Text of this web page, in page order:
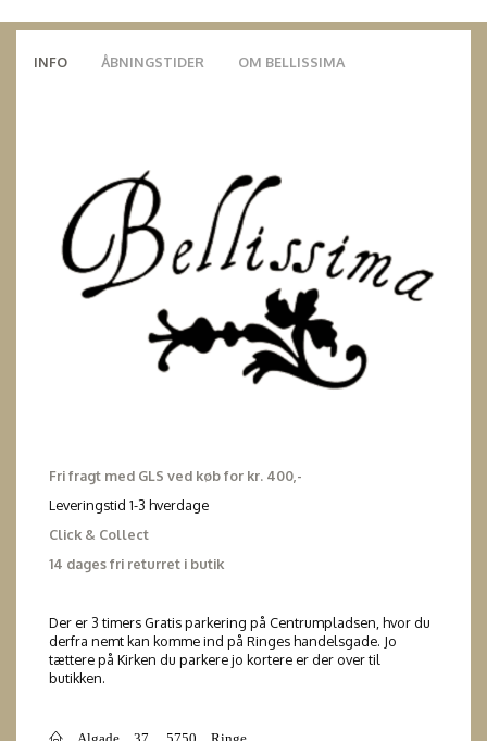
INFO ÅBNINGSTIDER OM BELLISSIMA
Fri fragt med GLS ved køb for kr. 400,-
Leveringstid 1-3 hverdage
Click & Collect
14 dages fri returret i butik
Der er 3 timers Gratis parkering på Centrumpladsen, hvor du
derfra nemt kan komme ind på Ringes handelsgade. Jo
tættere på Kirken du parkere jo kortere er der over til
butikken.
Algade 37, 5750 Ringe